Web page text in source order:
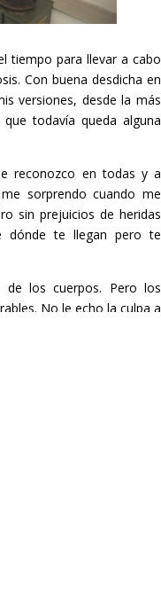
tiempo para llevar a cabo
Con buena desdicha en
versiones, desde la más
todavía queda alguna
reconozco en todas y a
sorprendo cuando me
sin prejuicios de heridas
dónde te llegan pero te
de los cuerpos. Pero los
No le echo la culpa a